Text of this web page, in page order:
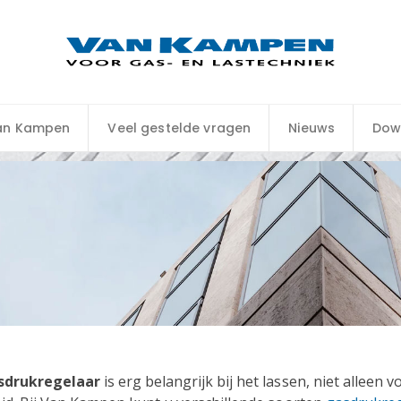
Kampen Veel gestelde vragen Nieuws
drukregelaar is erg belangrijk bij het lassen, niet alleen